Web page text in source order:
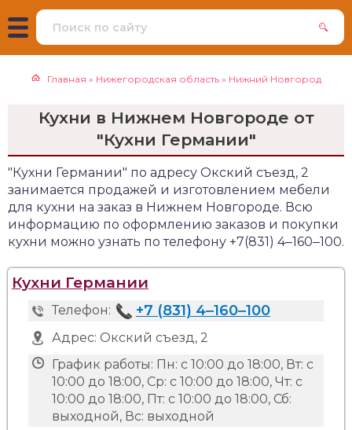
Главная » Нижегородская область » Нижний Новгород
Кухни в Нижнем Новгороде от
"Кухни Германии"
"Кухни Германии" по адресу Окский съезд, 2
занимается продажей и изготовлением мебели
для кухни на заказ в Нижнем Новгороде. Всю
информацию по оформлению заказов и покупки
кухни можно узнать по телефону +7(831) 4‒160‒100.
Кухни Германии
Телефон: +7 (831) 4‒160‒100
Адрес: Окский съезд, 2
График работы: Пн: с 10:00 до 18:00, Вт: с
10:00 до 18:00, Ср: с 10:00 до 18:00, Чт: с
10:00 до 18:00, Пт: с 10:00 до 18:00, Сб:
выходной, Вс: выходной